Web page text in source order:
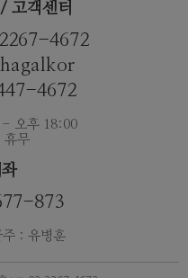
고객센터
4672
4672
- 오후 18:00
휴무
873
주 : 유병훈